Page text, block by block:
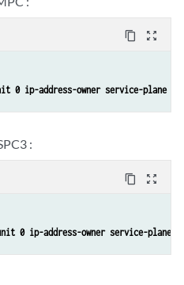
content_copy zoom_out_map
0 ip-address-owner service-plane
:
content_copy zoom_out_map
0 ip-address-owner service-plane